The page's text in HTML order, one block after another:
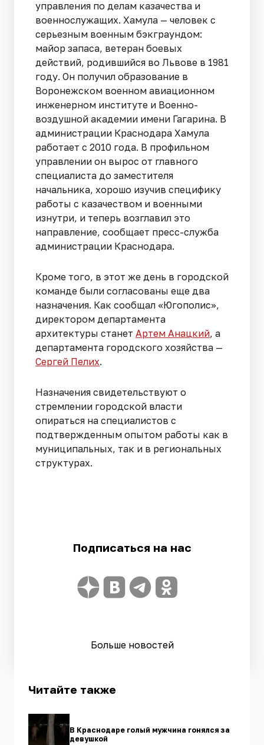
управления по делам казачества и
военнослужащих. Хамула — человек с
серьезным военным бэкграундом:
майор запаса, ветеран боевых
действий, родившийся во Львове в 1981
году. Он получил образование в
Воронежском военном авиационном
инженерном институте и Военно-
воздушной академии имени Гагарина. В
администрации Краснодара Хамула
работает с 2010 года. В профильном
управлении он вырос от главного
специалиста до заместителя
начальника, хорошо изучив специфику
работы с казачеством и военными
изнутри, и теперь возглавил это
направление, сообщает пресс-служба
администрации Краснодара.
Кроме того, в этот же день в городской
команде были согласованы еще два
назначения. Как сообщал «Югополис»,
директором департамента
архитектуры станет Артем Анацкий, а
департамента городского хозяйства —
Сергей Пелих.
Назначения свидетельствуют о
стремлении городской власти
опираться на специалистов с
подтвержденным опытом работы как в
муниципальных, так и в региональных
структурах.
Подписаться на нас
Больше новостей
Читайте также
В Краснодаре голый мужчина гонялся за
девушкой